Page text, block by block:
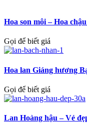
Hoa son môi – Hoa
Gọi để biết giá
Hoa lan Giáng hương
Gọi để biết giá
Lan Hoàng hậu – Vẻ